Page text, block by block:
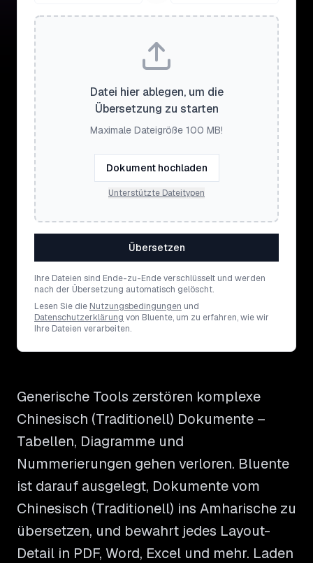
Datei hier ablegen, um die
Übersetzung zu starten
Maximale Dateigröße 100 MB!
Dokument hochladen
Unterstützte Dateitypen
Übersetzen
Ihre Dateien sind Ende-zu-Ende verschlüsselt und werden
nach der Übersetzung automatisch gelöscht.
Lesen Sie die Nutzungsbedingungen und
Datenschutzerklärung von Bluente, um zu erfahren, wie wir
Ihre Dateien verarbeiten.
Generische Tools zerstören komplexe
Chinesisch (Traditionell) Dokumente –
Tabellen, Diagramme und
Nummerierungen gehen verloren. Bluente
ist darauf ausgelegt, Dokumente vom
Chinesisch (Traditionell) ins Amharische zu
übersetzen, und bewahrt jedes Layout-
Detail in PDF, Word, Excel und mehr. Laden